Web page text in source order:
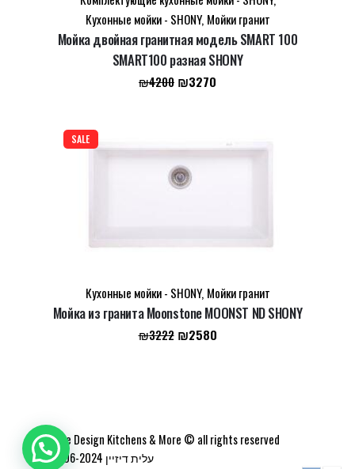
Кухонные мойки - SHONY, Мойки гранит
Мойка двойная гранитная модель SMART 100
SMART100 разная SHONY
₪4200 Первоначальная
₪3270
SALE
Кухонные мойки - SHONY, Мойки гранит
Мойка из гранита Moonstone MOONST ND SHONY
₪3222 Первоначальная
₪2580Текущая
Elite Design Kitchens & More © all rights reserved
2006-2024 עלית דיזיין